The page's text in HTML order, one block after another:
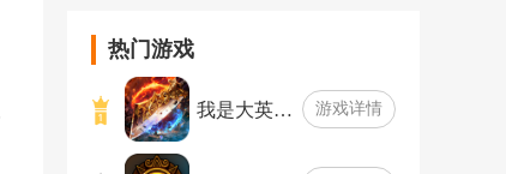
热门游戏
我是大英… 游戏详情